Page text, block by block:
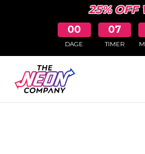
25% OFF
00
DAGE
07
TIMER
SIDEN